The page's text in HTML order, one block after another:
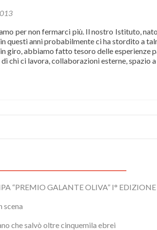
per non fermarci più. Il nostro Istituto,
questi anni probabilmente ci ha stordito a
giro, abbiamo fatto tesoro delle esperienze
chi ci lavora, collaborazioni esterne, spazio
“PREMIO GALANTE OLIVA” I° EDIZIONE
scena
che salvò oltre cinquemila ebrei